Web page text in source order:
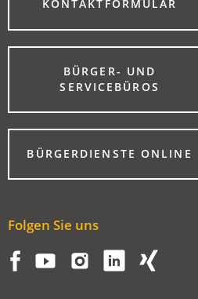
KONTAKTFORMULAR
(ÖFFNET
EINEM
NEUEN
BÜRGER- UND
SERVICEBÜROS
(ÖFFNET
EINEM
NEUEN
TAB)BÜRGERDIENSTE ONLINE
(ÖFFNET
EINEM
Folgen Sie uns